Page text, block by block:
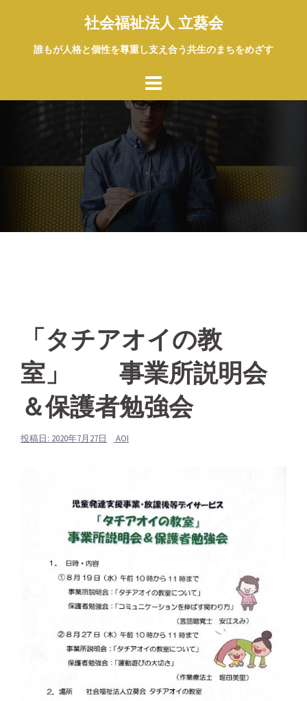
へ
社会福祉法人 立葵会
誰もが人格と個性を尊重し支え合う共生のまちをめざす
「タチアオイの教
室」 事業所説明会
＆保護者勉強会
投稿日: 2020年7月27日 AOI